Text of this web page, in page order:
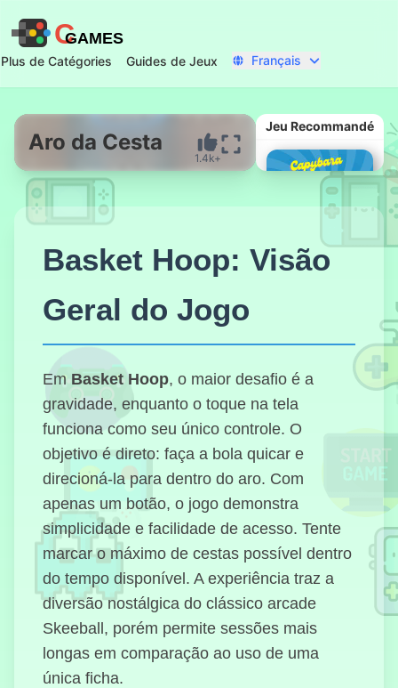
CGAMES
Plus de Catégories Guides de Jeux Français
Commencer Maintenant
Aro da Cesta
1.4k+
Jeu Recommandé
Clicker Pro
Dessous
Courseur
d'Autoroute
Pro
Basket Hoop: Visão
Geral do Jogo
EmBasket Hoop, o maior desafio é a
gravidade, enquanto o toque na tela
funciona como seu único controle. O
objetivo é direto: faça a bola quicar e
direcioná-la para dentro do aro. Com
apenas um botão, o jogo demonstra
simplicidade e facilidade de acesso. Tente
marcar o máximo de cestas possível dentro
do tempo disponível. A experiência traz a
diversão nostálgica do clássico arcade
Skeeball, porém permite sessões mais
longas em comparação ao uso de uma
única ficha.